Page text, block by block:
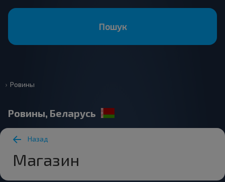
Пошук
Ровины
Ровины, Беларусь
Назад
Магазин